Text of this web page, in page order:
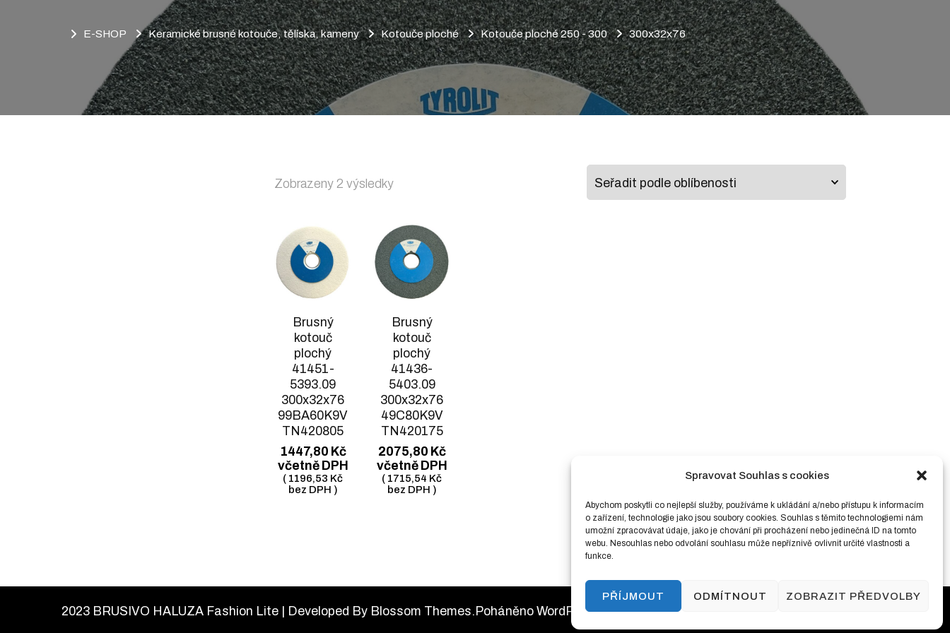
Spravovat Souhlas s cookies
Abychom poskytli co nejlepší služby, používáme k ukládání a/nebo přístupu k informacím
o zařízení, technologie jako jsou soubory cookies. Souhlas s těmito technologiemi nám
umožní zpracovávat údaje, jako je chování při procházení nebo jedinečná ID na tomto
webu. Nesouhlas nebo odvolání souhlasu může nepříznivě ovlivnit určité vlastnosti a
funkce.
PŘÍJMOUT ODMÍTNOUT ZOBRAZIT PŘEDVOLBY
E-SHOP Keramické brusné kotouče, tělíska, kameny Kotouče ploché Kotouče ploché 250 - 300 300x32x76
Zobrazeny 2 výsledkySeřazeno
oblíbenosti
Brusný
kotouč
plochý
41451-
5393.09
300x32x76
99BA60K9V
TN420805
1447,80 Kč
včetně DPH
( 1196,53 Kč
bez DPH )
Brusný
kotouč
plochý
41436-
5403.09
300x32x76
49C80K9V
TN420175
2075,80 Kč
včetně DPH
( 1715,54 Kč
bez DPH )
2023 BRUSIVO HALUZA Fashion Lite | Developed By Blossom Themes.Poháněno WordPress.Podmínky ochrany osobních údajů